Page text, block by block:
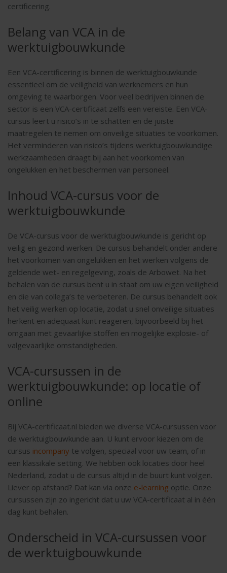
certificering.
Belang van VCA in de
werktuigbouwkunde
Een VCA-certificering is binnen de werktuigbouwkunde
essentieel om de veiligheid van werknemers en hun
omgeving te waarborgen. Voor veel bedrijven binnen de
sector is een VCA-certificaat zelfs een vereiste. Een VCA-
cursus leert u risico’s in te schatten en de juiste
maatregelen te nemen om onveilige situaties te voorkomen.
Het verminderen van risico’s tijdens werktuigbouwkundige
werkzaamheden draagt bij aan het voorkomen van
ongelukken en het beschermen van personeel.
Inhoud VCA-cursus voor de
werktuigbouwkunde
De VCA-cursus voor de werktuigbouwkunde is gericht op
veilig en gezond werken. De cursus behandelt onder andere
het voorkomen van ongelukken en het werken volgens de
geldende wet- en regelgeving, zoals de Arbowet. Na het
behalen van de cursus bent u in staat om uw eigen veiligheid
en die van collega’s te verbeteren. De cursus behandelt ook
het veilig werken op locatie, zodat u snel onveilige situaties
herkent en adequaat kunt reageren, bijvoorbeeld bij het
omgaan met gevaarlijke stoffen en mogelijke explosie- of
valgevaarlijke omstandigheden.
VCA-cursussen in de
werktuigbouwkunde: op locatie of
online
Bij VCA-certificaat.nl bieden we diverse VCA-cursussen voor
de werktuigbouwkunde aan. U kunt ervoor kiezen om de
cursus incompany te volgen, speciaal voor uw team, of in
een klassikale setting. We hebben ook locaties door heel
Nederland, zodat u de cursus altijd in de buurt kunt volgen.
Liever op afstand? Dat kan via onze e-learning optie. Onze
cursussen zijn zo ingericht dat u uw VCA-certificaat al in één
dag kunt behalen.
Onderscheid in VCA-cursussen voor
de werktuigbouwkunde